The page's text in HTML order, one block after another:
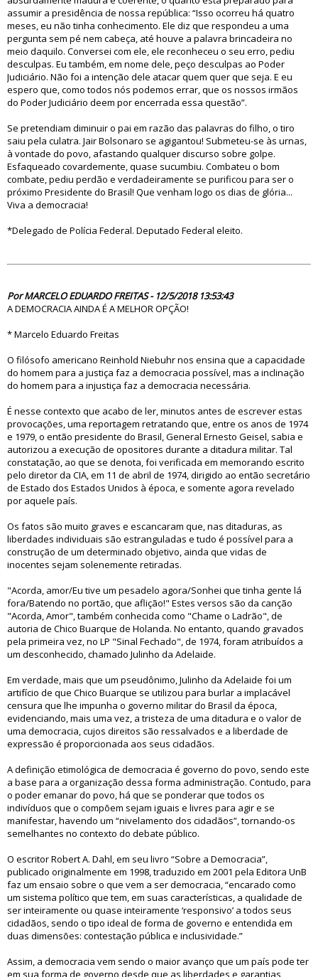
assumir a presidência de nossa república: “Isso ocorreu há quatro
meses, eu não tinha conhecimento. Ele diz que respondeu a uma
pergunta sem pé nem cabeça, até houve a palavra brincadeira no
meio daquilo. Conversei com ele, ele reconheceu o seu erro, pediu
desculpas. Eu também, em nome dele, peço desculpas ao Poder
Judiciário. Não foi a intenção dele atacar quem quer que seja. E eu
espero que, como todos nós podemos errar, que os nossos irmãos
do Poder Judiciário deem por encerrada essa questão”.
Se pretendiam diminuir o pai em razão das palavras do filho, o tiro
saiu pela culatra. Jair Bolsonaro se agigantou! Submeteu-se às urnas,
à vontade do povo, afastando qualquer discurso sobre golpe.
Esfaqueado covardemente, quase sucumbiu. Combateu o bom
combate, pediu perdão e verdadeiramente se purificou para ser o
próximo Presidente do Brasil! Que venham logo os dias de glória...
Viva a democracia!
*Delegado de Polícia Federal. Deputado Federal eleito.
Por MARCELO EDUARDO FREITAS - 12/5/2018 13:53:43
A DEMOCRACIA AINDA É A MELHOR OPÇÃO!
* Marcelo Eduardo Freitas
O filósofo americano Reinhold Niebuhr nos ensina que a capacidade
do homem para a justiça faz a democracia possível, mas a inclinação
do homem para a injustiça faz a democracia necessária.
É nesse contexto que acabo de ler, minutos antes de escrever estas
provocações, uma reportagem retratando que, entre os anos de 1974
e 1979, o então presidente do Brasil, General Ernesto Geisel, sabia e
autorizou a execução de opositores durante a ditadura militar. Tal
constatação, ao que se denota, foi verificada em memorando escrito
pelo diretor da CIA, em 11 de abril de 1974, dirigido ao então secretário
de Estado dos Estados Unidos à época, e somente agora revelado
por aquele país.
Os fatos são muito graves e escancaram que, nas ditaduras, as
liberdades individuais são estranguladas e tudo é possível para a
construção de um determinado objetivo, ainda que vidas de
inocentes sejam solenemente retiradas.
"Acorda, amor/Eu tive um pesadelo agora/Sonhei que tinha gente lá
fora/Batendo no portão, que aflição!" Estes versos são da canção
"Acorda, Amor", também conhecida como "Chame o Ladrão", de
autoria de Chico Buarque de Holanda. No entanto, quando gravados
pela primeira vez, no LP "Sinal Fechado", de 1974, foram atribuídos a
um desconhecido, chamado Julinho da Adelaide.
Em verdade, mais que um pseudônimo, Julinho da Adelaide foi um
artifício de que Chico Buarque se utilizou para burlar a implacável
censura que lhe impunha o governo militar do Brasil da época,
evidenciando, mais uma vez, a tristeza de uma ditadura e o valor de
uma democracia, cujos direitos são ressalvados e a liberdade de
expressão é proporcionada aos seus cidadãos.
A definição etimológica de democracia é governo do povo, sendo este
a base para a organização dessa forma administração. Contudo, para
o poder emanar do povo, há que se ponderar que todos os
indivíduos que o compõem sejam iguais e livres para agir e se
manifestar, havendo um “nivelamento dos cidadãos”, tornando-os
semelhantes no contexto do debate público.
O escritor Robert A. Dahl, em seu livro “Sobre a Democracia”,
publicado originalmente em 1998, traduzido em 2001 pela Editora UnB
faz um ensaio sobre o que vem a ser democracia, “encarado como
um sistema político que tem, em suas características, a qualidade de
ser inteiramente ou quase inteiramente ‘responsivo’ a todos seus
cidadãos, sendo o tipo ideal de forma de governo e entendida em
duas dimensões: contestação pública e inclusividade.”
Assim, a democracia vem sendo o maior avanço que um país pode ter
em sua forma de governo desde que as liberdades e garantias